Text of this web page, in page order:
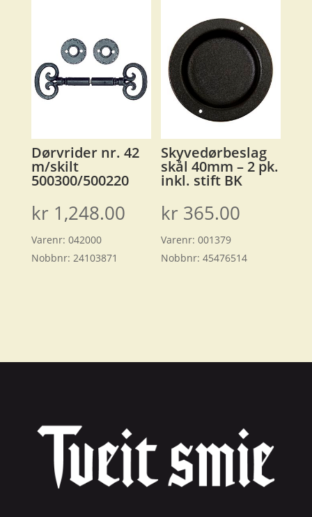
Dørvrider nr. 42
m/skilt
500300/500220
kr 1,248.00
Varenr: 042000
Nobbnr: 24103871
Skyvedørbeslag
skål 40mm – 2 pk.
inkl. stift BK
kr 365.00
Varenr:001379
Nobbnr:45476514